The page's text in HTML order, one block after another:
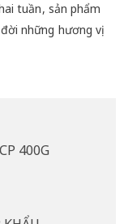
tuần, sản phẩm
những hương vị
400G